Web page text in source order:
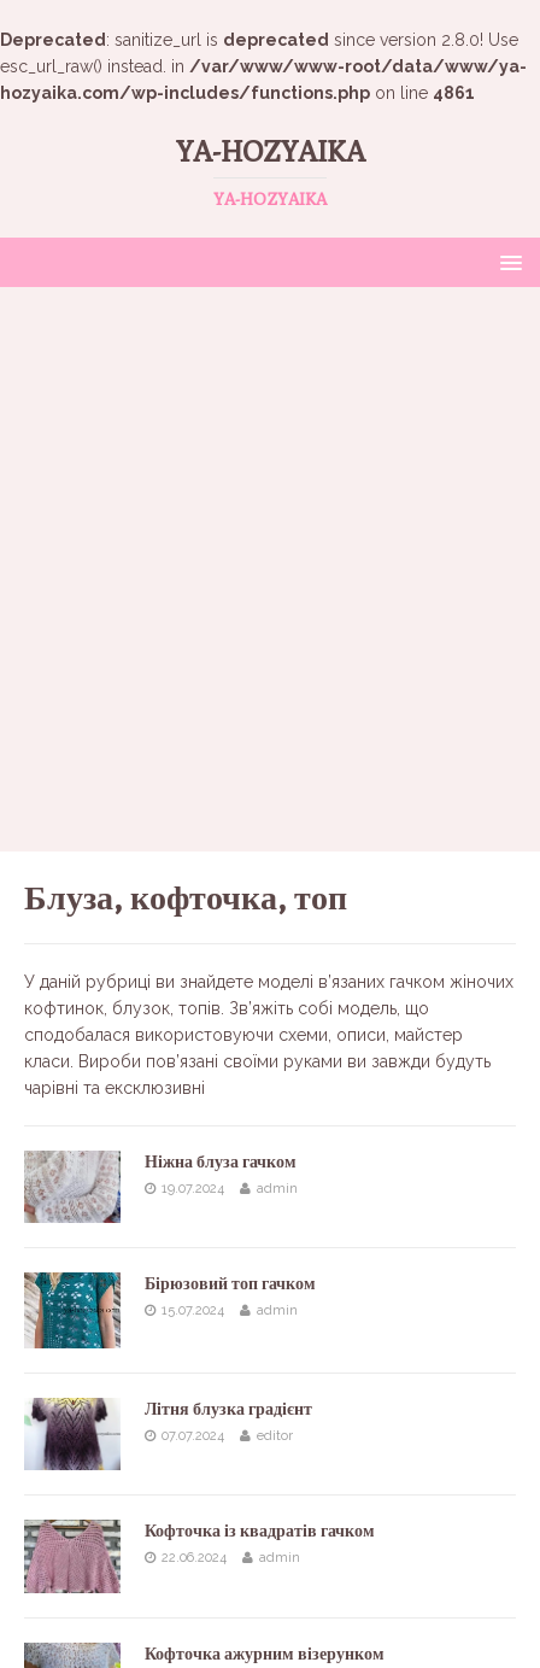
Deprecated : sanitize_url is deprecated since version 2.8.0! Use
esc_url_raw() instead. in /var/www/www-root/data/www/ya-
hozyaika.com/wp-includes/functions.php on line 4861
YA-HOZYAIKA
YA-HOZYAIKA
Блуза, кофточка, топ
У даній рубриці ви знайдете моделі в’язаних гачком жіночих
кофтинок, блузок, топів. Зв’яжіть собі модель, що
сподобалася використовуючи схеми, описи, майстер
класи. Вироби пов’язані своїми руками ви завжди будуть
чарівні та ексклюзивні
Ніжна блуза гачком
19.07.2024 admin
Бірюзовий топ гачком
15.07.2024 admin
Літня блузка градієнт
07.07.2024 editor
Кофточка із квадратів гачком
22.06.2024 admin
Кофточка ажурним візерунком